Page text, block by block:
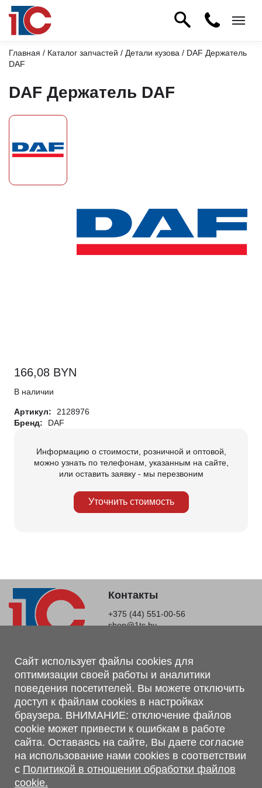
Главная / Каталог запчастей / Детали кузова / DAF Держатель
DAF
DAF Держатель DAF
166,08 BYN
В наличии
Артикул:
2128976
Бренд:
DAF
Информацию о стоимости, розничной и оптовой,
можно узнать по телефонам, указанным на сайте,
или оставить заявку - мы перезвоним
Уточнить стоимость
Контакты
+375 (44) 551-00-56
shop@1tc.by
Магазин, склад
г. Минск, Минский р-н, п. Привольный, ул. Мира, 20А,
223062
г. Брест, ул. Лейтенанта Рябцева, 108 В, 224701
Обращаем Ваше внимание, что вся предоставленная на сайте
информация, касающаяся комплектаций, технических
характеристик, цветовых сочетаний, а также стоимости и
сервисного обслуживания носит информационный характер и
не является публичной офертой, определяемой п.2 ст.407
Гражданского кодекса Республики Беларусь.
Сайт использует файлы cookies для
оптимизации своей работы и аналитики
поведения посетителей. Вы можете отключить
доступ к файлам cookies в настройках
браузера. ВНИМАНИЕ: отключение файлов
cookie может привести к ошибкам в работе
сайта. Оставаясь на сайте, Вы даете согласие
на использование нами cookies в соответствии
с Политикой в отношении обработки файлов
cookie.